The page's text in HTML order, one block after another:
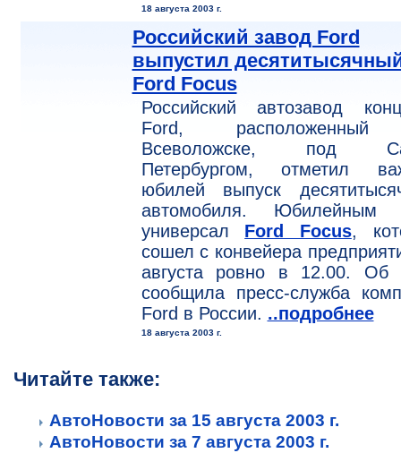
18 августа 2003 г.
Российский завод Ford
выпустил
Ford Focus
Российский автозавод
Ford,
Всеволожске, под
Петербургом, отметил
юбилей выпуск
автомобиля. Юбилейным
универсал Ford Focus,
сошел с конвейера
августа ровно в 12.00. Об
сообщила пресс-служба
Ford в России. ..подробнее
18 августа 2003 г.
Читайте также:
АвтоНовости за 15 августа 2003 г.
АвтоНовости за 7 августа 2003 г.